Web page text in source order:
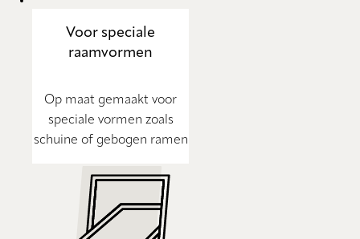
Voor speciale
raamvormen
Op maat gemaakt voor
speciale vormen zoals
schuine of gebogen ramen